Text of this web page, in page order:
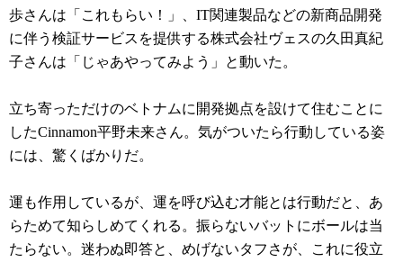
歩さんは「これもらい！」、IT関連製品などの新商品開発
に伴う検証サービスを提供する株式会社ヴェスの久田真紀
子さんは「じゃあやってみよう」と動いた。
立ち寄っただけのベトナムに開発拠点を設けて住むことに
したCinnamon平野未来さん。気がついたら行動している姿
には、驚くばかりだ。
運も作用しているが、運を呼び込む才能とは行動だと、あ
らためて知らしめてくれる。振らないバットにボールは当
たらない。迷わぬ即答と、めげないタフさが、これに役立